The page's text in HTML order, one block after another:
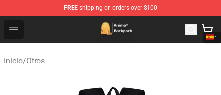
FREE shipping on orders over $100
Open menu
Anime Backpack Shop - Official Anime Backpack Store
Inicio/Otros